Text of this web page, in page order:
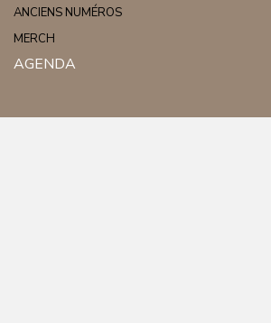
ANCIENS NUMÉROS
MERCH
AGENDA